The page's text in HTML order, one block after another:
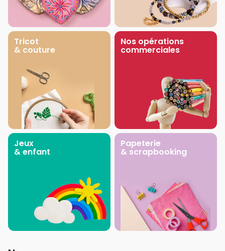
Tricot
& couture
Nos opérations
commerciales
Jeux
& enfant
Papeterie
& scrapbooking